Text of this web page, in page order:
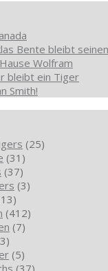
Bente bleibt
Wolfram
bleibt ein Tiger
Smith!
(25)
(31)
(37)
(3)
(412)
(7)
(5)
(37)